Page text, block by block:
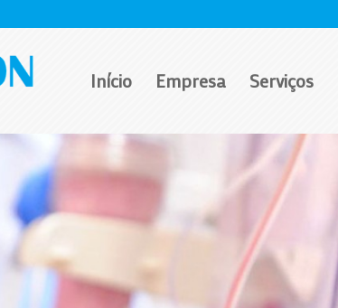
Início Empresa Serviços